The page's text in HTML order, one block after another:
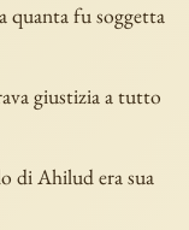
quanta fu soggetta
giustizia a tutto
di Ahilud era sua